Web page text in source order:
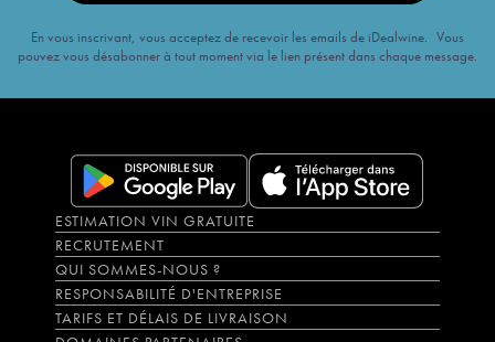
En vous inscrivant, vous acceptez de recevoir les emails de iDealwine. Vous
pouvez vous désabonner à tout moment via le lien présent dans chaque message.
ESTIMATION VIN GRATUITE
RECRUTEMENT
QUI SOMMES-NOUS ?
RESPONSABILITÉ D'ENTREPRISE
TARIFS ET DÉLAIS DE LIVRAISON